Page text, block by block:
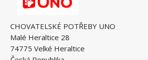
CHOVATELSKÉ POTŘEBY UNO
Malé Heraltice 28
74775 Velké Heraltice